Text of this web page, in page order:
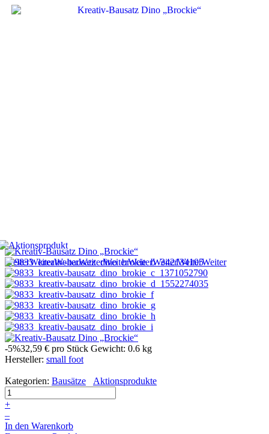
WeiterWeiterWeiterWeiterWeiterWeiterWeiterWeiterWeiter
-5%32,59 € pro Stück Gewicht: 0.6 kg
Hersteller: small foot
Kategorien: Bausätze Aktionsprodukte
+
–
In den Warenkorb